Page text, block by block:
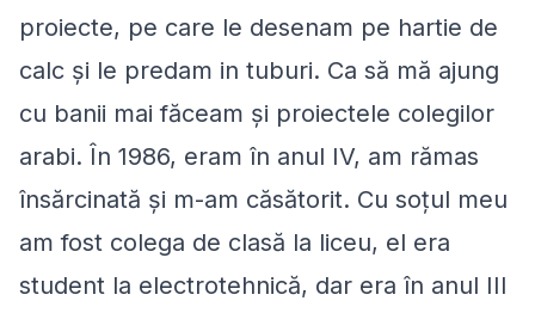
proiecte, pe care le desenam pe hartie de
calc şi le predam in tuburi. Ca să mă ajung
cu banii mai făceam şi proiectele colegilor
arabi. În 1986, eram în anul IV, am rămas
însărcinată şi m-am căsătorit. Cu soțul meu
am fost colega de clasă la liceu, el era
student la electrotehnică, dar era în anul III